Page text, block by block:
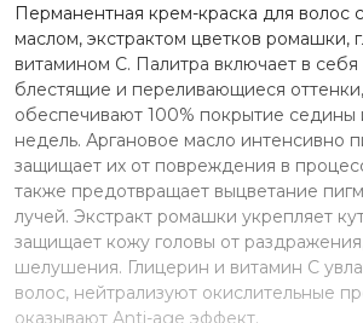
Перманентная крем-краска для волос
маслом, экстрактом цветков ромашки,
витамином С. Палитра включает в
блестящие и переливающиеся
обеспечивают 100% покрытие седины
недель. Аргановое масло интенсивно
защищает их от повреждения в
также предотвращает выцветание
лучей. Экстракт ромашки укрепляет
защищает кожу головы от
шелушения. Глицерин и витамин С
волос, нейтрализуют окислительные
оказывают Anti-age эффект.